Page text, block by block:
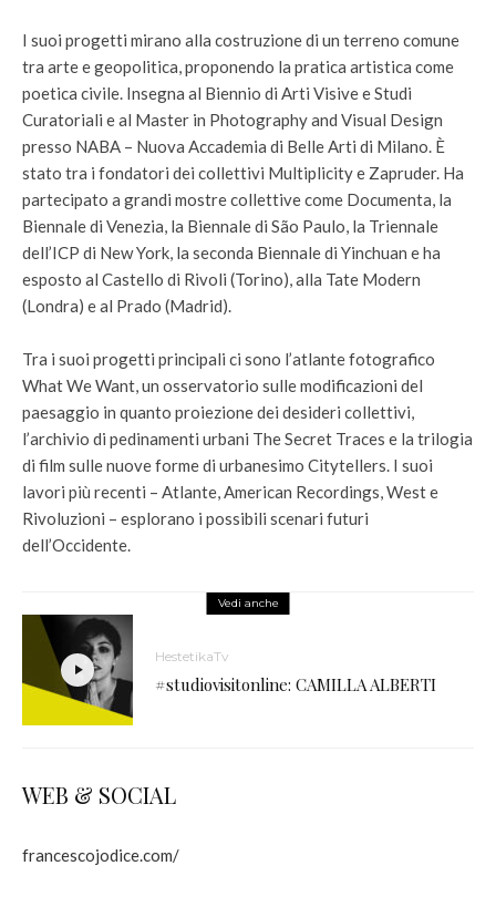
I suoi progetti mirano alla costruzione di un terreno comune
tra arte e geopolitica, proponendo la pratica artistica come
poetica civile. Insegna al Biennio di Arti Visive e Studi
Curatoriali e al Master in Photography and Visual Design
presso NABA – Nuova Accademia di Belle Arti di Milano. È
stato tra i fondatori dei collettivi Multiplicity e Zapruder. Ha
partecipato a grandi mostre collettive come Documenta, la
Biennale di Venezia, la Biennale di São Paulo, la Triennale
dell’ICP di New York, la seconda Biennale di Yinchuan e ha
esposto al Castello di Rivoli (Torino), alla Tate Modern
(Londra) e al Prado (Madrid).
Tra i suoi progetti principali ci sono l’atlante fotografico
What We Want, un osservatorio sulle modificazioni del
paesaggio in quanto proiezione dei desideri collettivi,
l’archivio di pedinamenti urbani The Secret Traces e la trilogia
di film sulle nuove forme di urbanesimo Citytellers. I suoi
lavori più recenti – Atlante, American Recordings, West e
Rivoluzioni – esplorano i possibili scenari futuri
dell’Occidente.
Vedi anche
HestetikaTv
#studiovisitonline: CAMILLA ALBERTI
WEB & SOCIAL
francescojodice.com/